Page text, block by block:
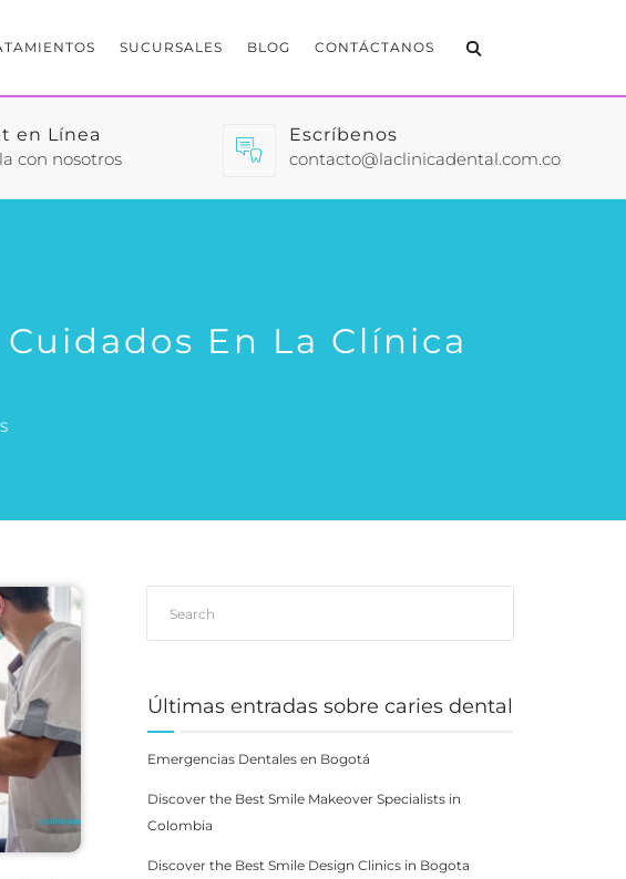
SUCURSALES BLOG CONTÁCTANOS
en Línea
con nosotros
Escríbenos
contacto@laclinicadental.com.co
En La Clínica
Últimas entradas sobre caries dental
Emergencias Dentales en Bogotá
Discover the Best Smile Makeover Specialists in
Colombia
Discover the Best Smile Design Clinics in Bogota